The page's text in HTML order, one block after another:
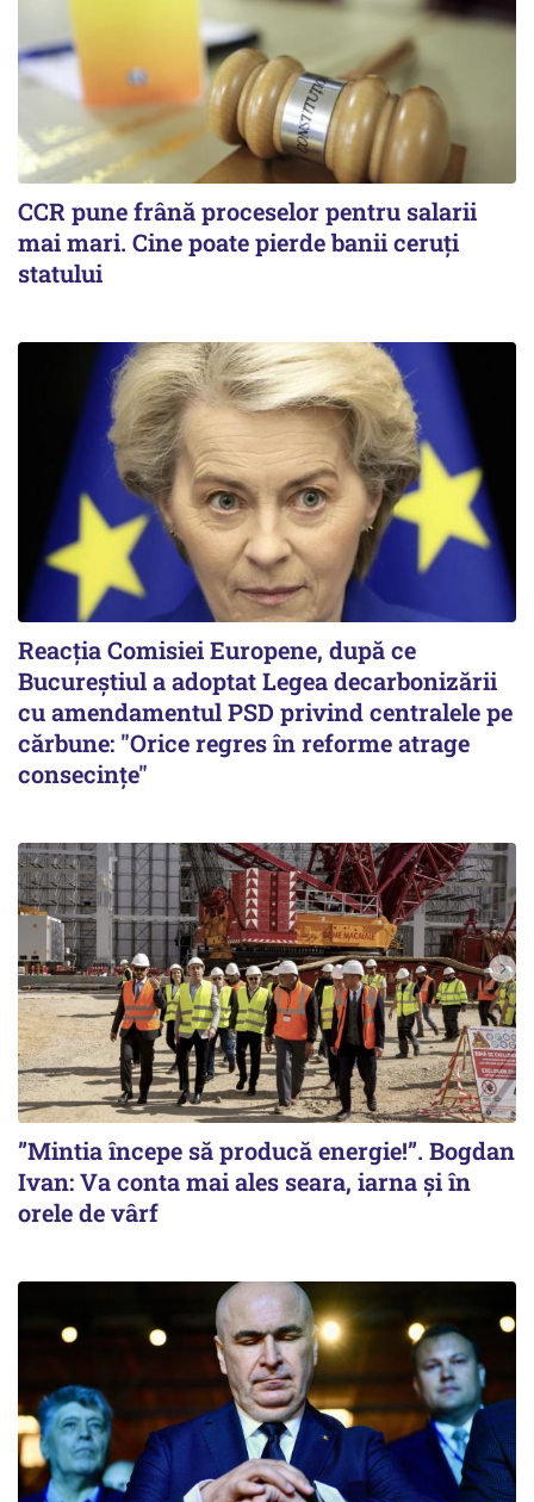
CCR pune frână proceselor pentru salarii
mai mari. Cine poate pierde banii ceruți
statului
Reacția Comisiei Europene, după ce
Bucureștiul a adoptat Legea decarbonizării
cu amendamentul PSD privind centralele pe
cărbune: "Orice regres în reforme atrage
consecințe"
”Mintia începe să producă energie!”. Bogdan
Ivan: Va conta mai ales seara, iarna și în
orele de vârf